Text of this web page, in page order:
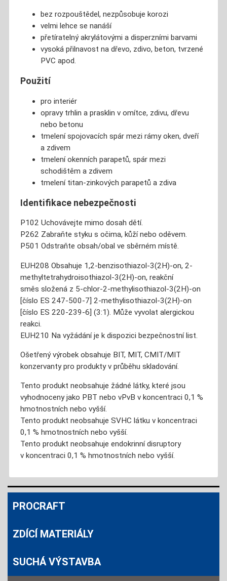
bez rozpouštědel, nezpůsobuje korozi
velmi lehce se nanáší
přetíratelný akrylátovými a disperzními barvami
vysoká přilnavost na dřevo, zdivo, beton, tvrzené
PVC apod.
Použití
pro interiér
opravy trhlin a prasklin v omítce, zdivu, dřevu
nebo betonu
tmelení spojovacích spár mezi rámy oken, dveří
a zdivem
tmelení okenních parapetů, spár mezi
schodištěm a zdivem
tmelení titan-zinkových parapetů a zdiva
Identifikace nebezpečnosti
P102 Uchovávejte mimo dosah dětí.
P262 Zabraňte styku s očima, kůží nebo oděvem.
P501 Odstraňte obsah/obal ve sběrném místě.
EUH208 Obsahuje 1,2-benzisothiazol-3(2H)-on, 2-
methyltetrahydroisothiazol-3(2H)-on, reakční
směs složená z 5-chlor-2-methylisothiazol-3(2H)-on
[číslo ES 247-500-7] 2-methylisothiazol-3(2H)-on
[číslo ES 220-239-6] (3:1). Může vyvolat alergickou
reakci.
EUH210 Na vyžádání je k dispozici bezpečnostní list.
Ošetřený výrobek obsahuje BIT, MIT, CMIT/MIT
konzervanty pro produkty v průběhu skladování.
Tento produkt neobsahuje žádné látky, které jsou
vyhodnoceny jako PBT nebo vPvB v koncentraci 0,1 %
hmotnostních nebo vyšší.
Tento produkt neobsahuje SVHC látku v koncentraci
0,1 % hmotnostních nebo vyšší.
Tento produkt neobsahuje endokrinní disruptory
v koncentraci 0,1 % hmotnostních nebo vyšší.
PROCRAFT
ZDÍCÍ MATERIÁLY
SUCHÁ VÝSTAVBA